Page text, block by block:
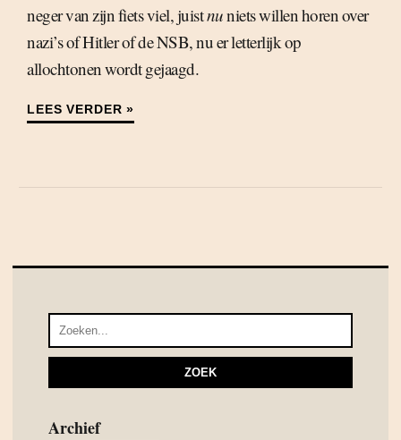
neger van zijn fiets viel, juistnuniets willen horen over
nazi’s of Hitler of de NSB, nu er letterlijk op
allochtonen wordt gejaagd.
LEES VERDER »
Archief